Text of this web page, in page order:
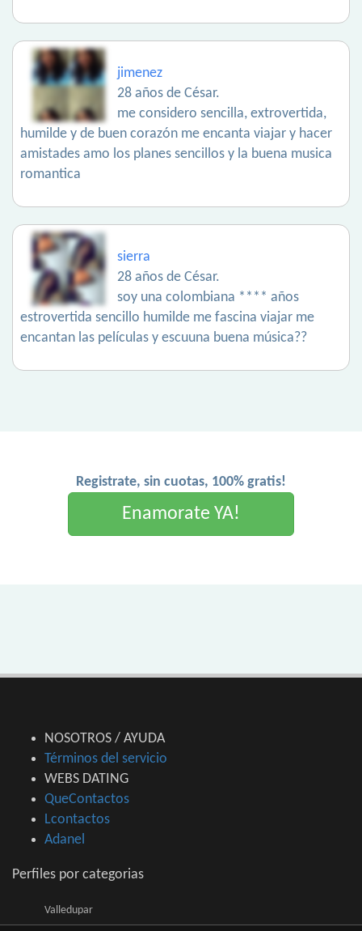
jimenez
28 años de César.
me considero sencilla, extrovertida,
humilde y de buen corazón me encanta viajar y hacer
amistades amo los planes sencillos y la buena musica
romantica
sierra
28 años de César.
soy una colombiana **** años
estrovertida sencillo humilde me fascina viajar me
encantan las películas y escuuna buena música??
Registrate, sin cuotas, 100% gratis!
Enamorate YA!
NOSOTROS / AYUDA
Términos del servicio
WEBS DATING
QueContactos
Lcontactos
Adanel
Perfiles por categorias
Valledupar